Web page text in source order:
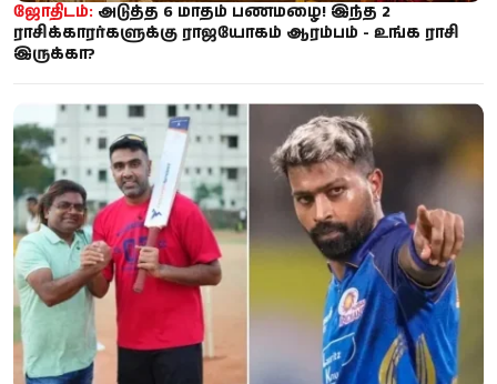
ஜோதிடம்: அடுத்த 6 மாதம் பணமழை! இந்த 2
ராசிக்காரர்களுக்கு ராஜயோகம் ஆரம்பம் - உங்க ராசி
இருக்கா?